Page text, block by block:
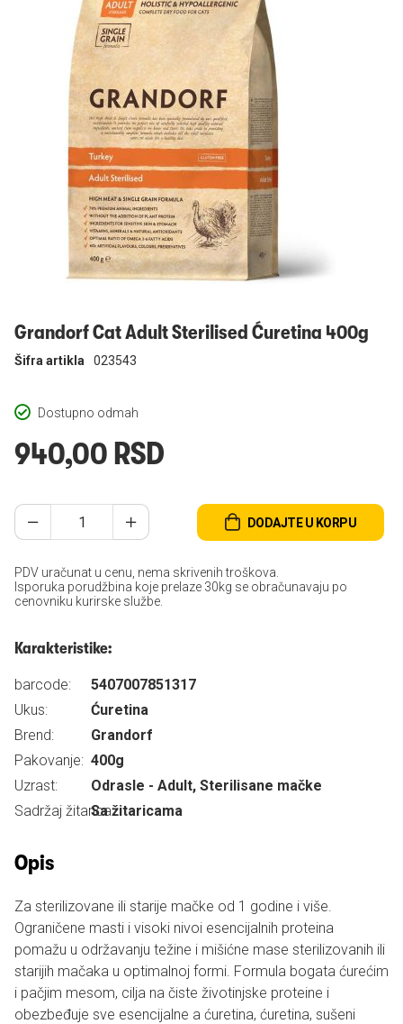
Grandorf Cat Adult Sterilised Ćuretina 400g
Dostupno odmah
Šifra artikla 023543
940,00 RSD
DODAJTE U KORPU
PDV uračunat u cenu, nema skrivenih troškova.
Isporuka porudžbina koje prelaze 30kg se obračunavaju po
cenovniku kurirske službe.
Karakteristike:
barcode:
5407007851317
Ukus:
Ćuretina
Brend:
Grandorf
Pakovanje: 400g
Uzrast:
Odrasle - Adult, Sterilisane mačke
Sadržaj žitarica:Sa žitaricama
Opis
Za sterilizovane ili starije mačke od 1 godine i više.
Ograničene masti i visoki nivoi esencijalnih proteina
pomažu u održavanju težine i mišićne mase sterilizovanih ili
starijih mačaka u optimalnoj formi. Formula bogata ćurećim
i pačjim mesom, cilja na čiste životinjske proteine i
obezbeđuje sve esencijalne a ćuretina, ćuretina, sušeni